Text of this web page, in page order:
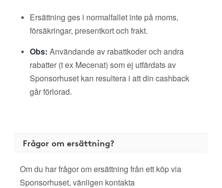
Ersättning ges i normalfallet inte på moms,
försäkringar, presentkort och frakt.
Obs: Användande av rabattkoder och andra
rabatter (t ex Mecenat) som ej utfärdats av
Sponsorhuset kan resultera i att din cashback
går förlorad.
Frågor om ersättning?
Om du har frågor om ersättning från ett köp via
Sponsorhuset, vänligen kontakta